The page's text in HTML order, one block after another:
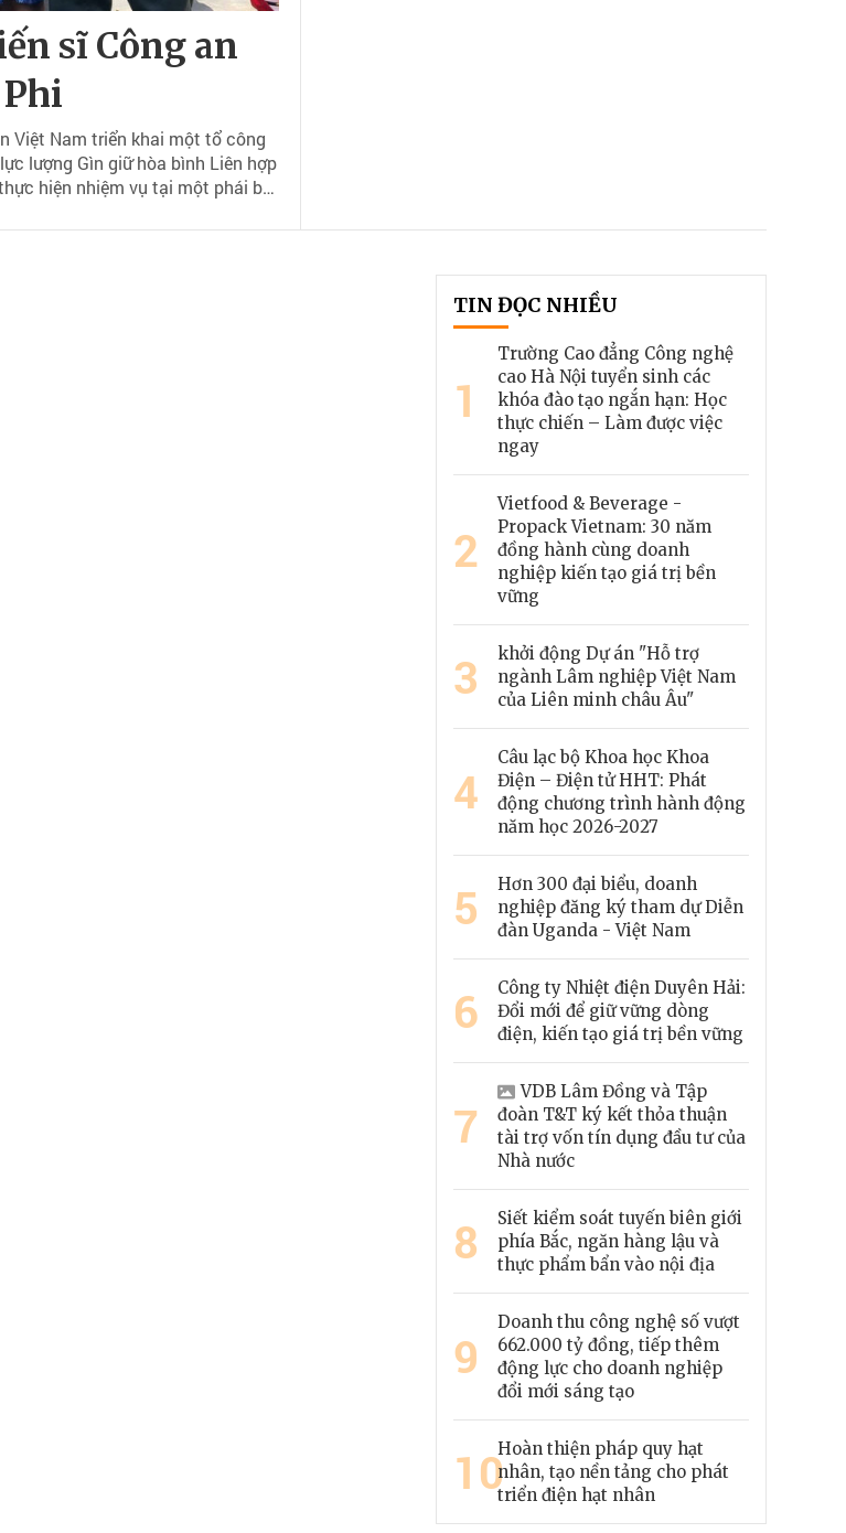
sĩ Công an
Việt Nam triển khai một tổ công
lượng Gìn giữ hòa bình Liên hợp
hiện nhiệm vụ tại một phái bộ
TIN ĐỌC NHIỀU
1
Trường Cao đẳng Công nghệ
cao Hà Nội tuyển sinh các
khóa đào tạo ngắn hạn: Học
thực chiến – Làm được việc
ngay
2
Vietfood & Beverage -
Propack Vietnam: 30 năm
đồng hành cùng doanh
nghiệp kiến tạo giá trị bền
vững
3
khởi động Dự án "Hỗ trợ
ngành Lâm nghiệp Việt Nam
của Liên minh châu Âu"
4
Câu lạc bộ Khoa học Khoa
Điện – Điện tử HHT: Phát
động chương trình hành động
năm học 2026-2027
5
Hơn 300 đại biểu, doanh
nghiệp đăng ký tham dự Diễn
đàn Uganda - Việt Nam
6
Công ty Nhiệt điện Duyên Hải:
Đổi mới để giữ vững dòng
điện, kiến tạo giá trị bền vững
7
VDB Lâm Đồng và Tập
đoàn T&T ký kết thỏa thuận
tài trợ vốn tín dụng đầu tư của
Nhà nước
8
Siết kiểm soát tuyến biên giới
phía Bắc, ngăn hàng lậu và
thực phẩm bẩn vào nội địa
9
Doanh thu công nghệ số vượt
662.000 tỷ đồng, tiếp thêm
động lực cho doanh nghiệp
đổi mới sáng tạo
10Hoàn thiện pháp quy hạt
nhân, tạo nền tảng cho phát
triển điện hạt nhân